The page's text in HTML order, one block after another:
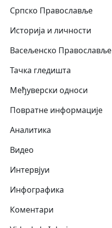
Српско Православље
Историја и личности
Васељенско Православље
Тачка гледишта
Међуверски односи
Повратне информације
Аналитика
Видео
Интервјуи
Инфографика
Коментари